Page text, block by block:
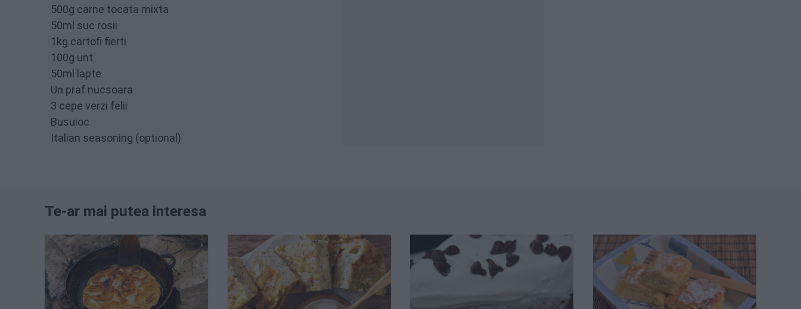
500g carne tocata mixta
50ml suc rosii
1kg cartofi fierti
100g unt
50ml lapte
Un praf nucsoara
3 cepe verzi felii
Busuioc
Italian seasoning (optional)
Te-ar mai putea interesa